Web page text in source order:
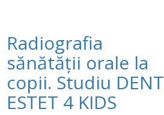
Radiografia
sănătății orale la
copii. Studiu DENT
ESTET 4 KIDS